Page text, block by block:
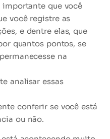
importante que você
você registre as
e dentre elas, que
quantos pontos, se
na
analisar essas
conferir se você está
ou não.